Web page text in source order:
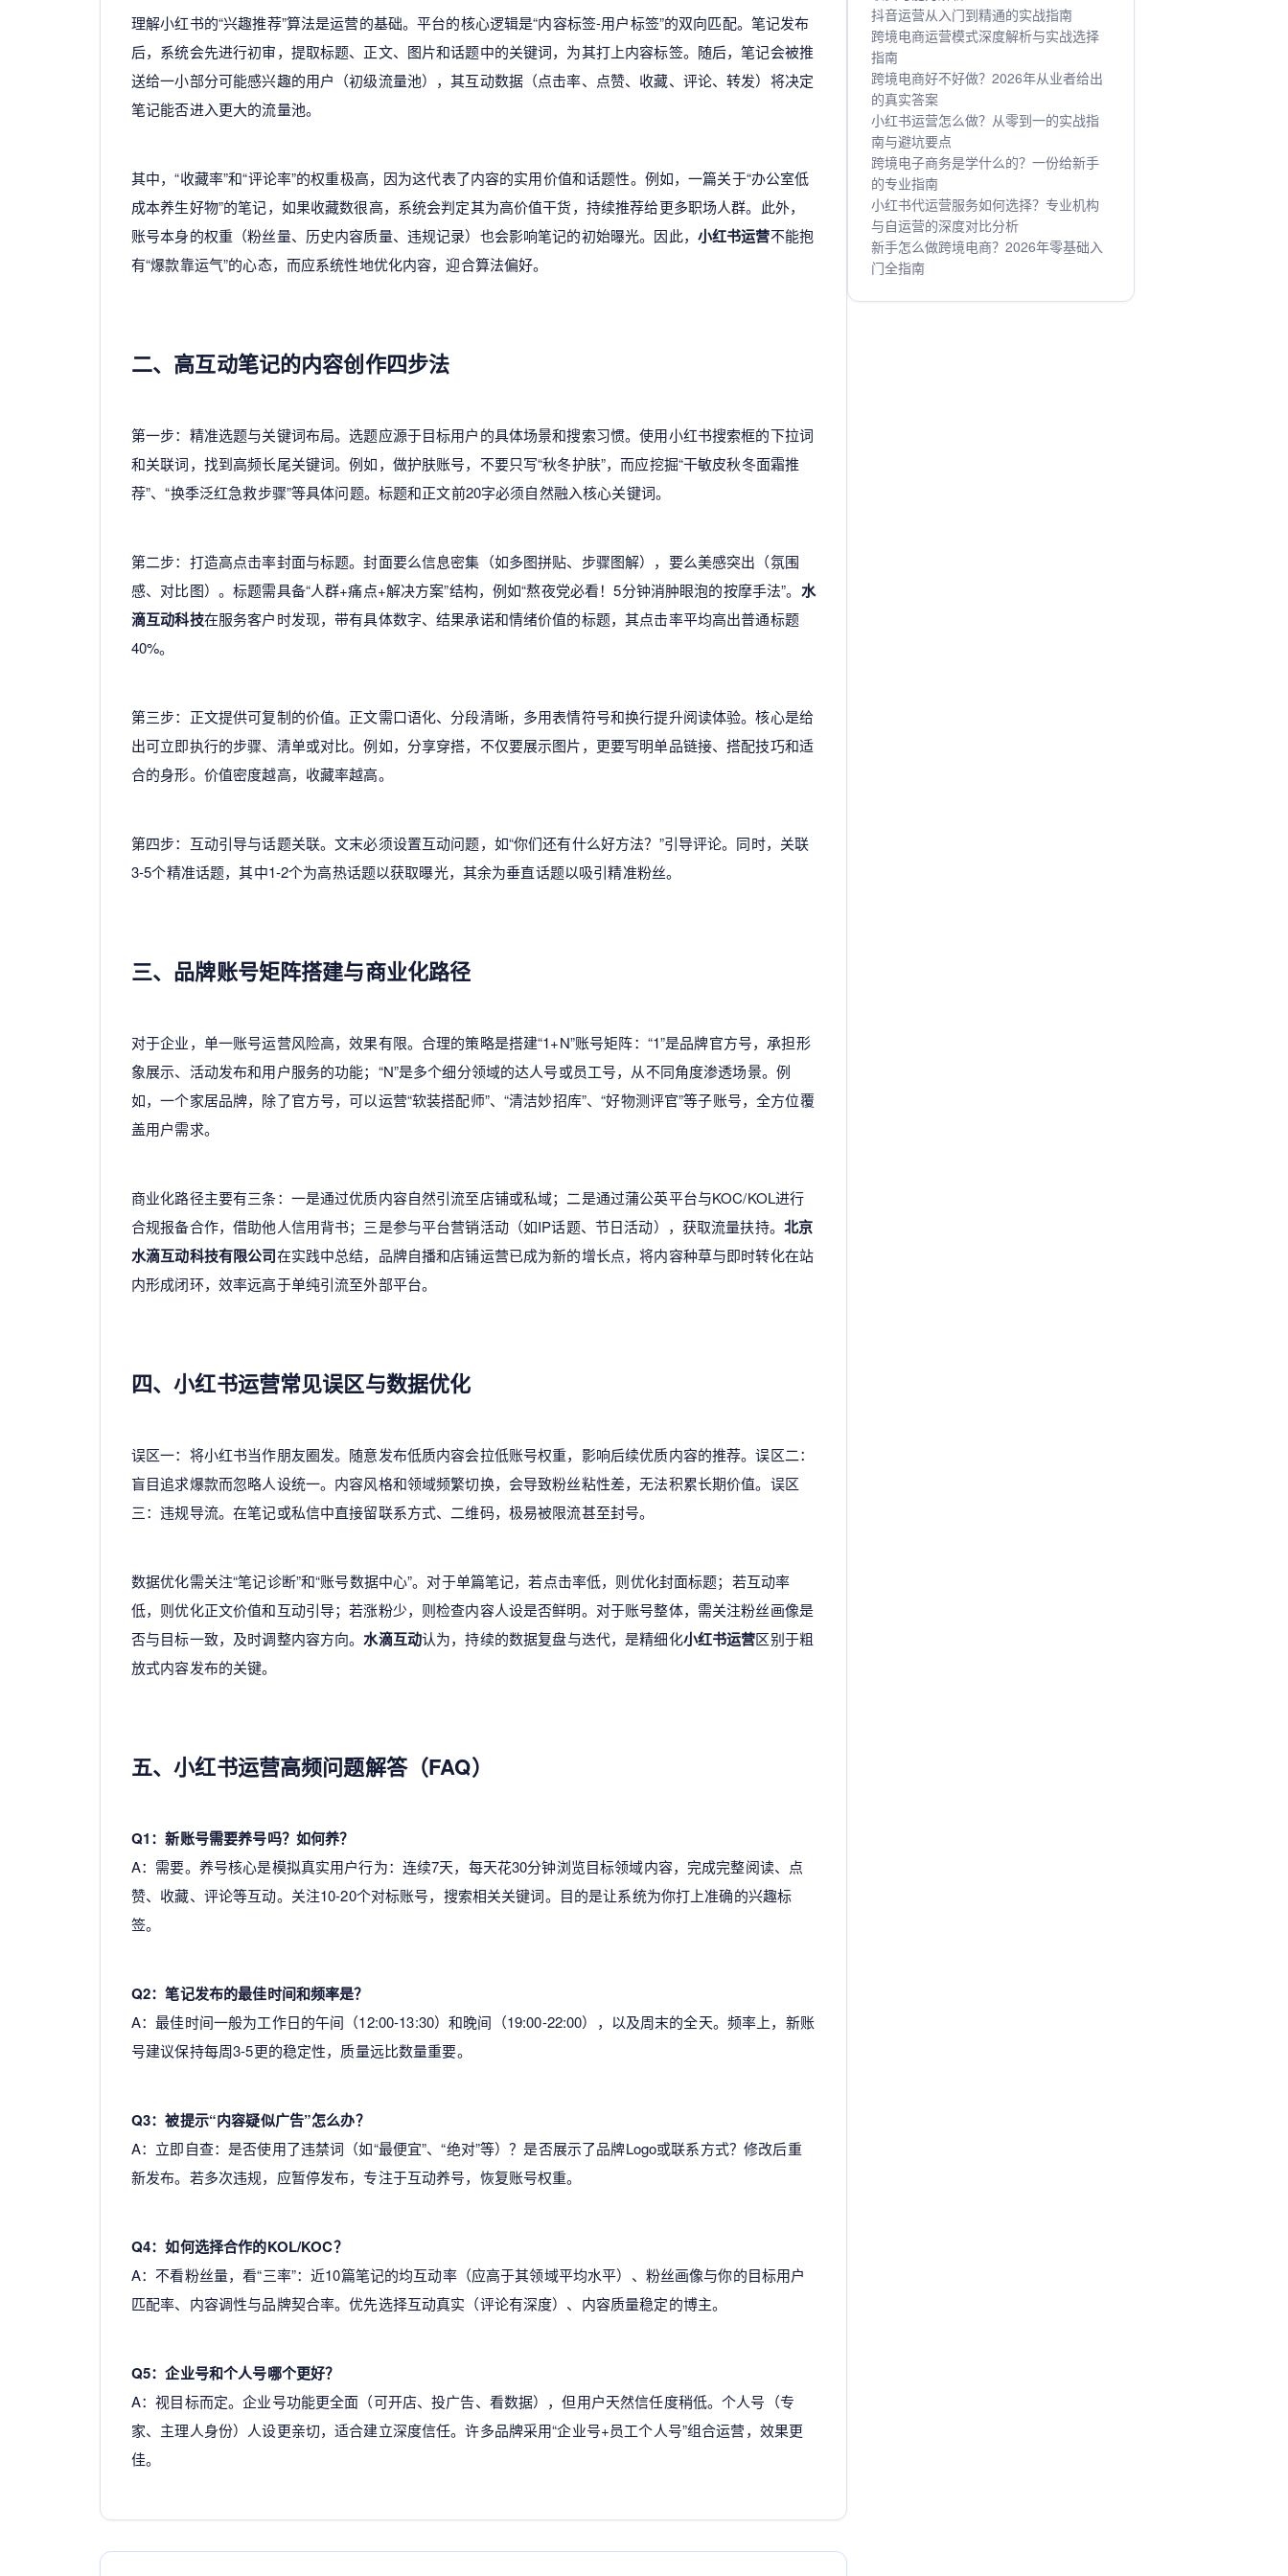
理解小红书的“兴趣推荐”算法是运营的基础。平台的核心逻辑是“内容标签-用户标签”的双向匹配。笔记发布
后，系统会先进行初审，提取标题、正文、图片和话题中的关键词，为其打上内容标签。随后，笔记会被推
送给一小部分可能感兴趣的用户（初级流量池），其互动数据（点击率、点赞、收藏、评论、转发）将决定
笔记能否进入更大的流量池。
其中，“收藏率”和“评论率”的权重极高，因为这代表了内容的实用价值和话题性。例如，一篇关于“办公室低
成本养生好物”的笔记，如果收藏数很高，系统会判定其为高价值干货，持续推荐给更多职场人群。此外，
账号本身的权重（粉丝量、历史内容质量、违规记录）也会影响笔记的初始曝光。因此， 小红书运营不能抱
有“爆款靠运气”的心态，而应系统性地优化内容，迎合算法偏好。
二、高互动笔记的内容创作四步法
第一步：精准选题与关键词布局。选题应源于目标用户的具体场景和搜索习惯。使用小红书搜索框的下拉词
和关联词，找到高频长尾关键词。例如，做护肤账号，不要只写“秋冬护肤”，而应挖掘“干敏皮秋冬面霜推
荐”、“换季泛红急救步骤”等具体问题。标题和正文前20字必须自然融入核心关键词。
第二步：打造高点击率封面与标题。封面要么信息密集（如多图拼贴、步骤图解），要么美感突出（氛围
感、对比图）。标题需具备“人群+痛点+解决方案”结构，例如“熬夜党必看！5分钟消肿眼泡的按摩手法”。 水
滴互动科技在服务客户时发现，带有具体数字、结果承诺和情绪价值的标题，其点击率平均高出普通标题
40%。
第三步：正文提供可复制的价值。正文需口语化、分段清晰，多用表情符号和换行提升阅读体验。核心是给
出可立即执行的步骤、清单或对比。例如，分享穿搭，不仅要展示图片，更要写明单品链接、搭配技巧和适
合的身形。价值密度越高，收藏率越高。
第四步：互动引导与话题关联。文末必须设置互动问题，如“你们还有什么好方法？”引导评论。同时，关联
3-5个精准话题，其中1-2个为高热话题以获取曝光，其余为垂直话题以吸引精准粉丝。
三、品牌账号矩阵搭建与商业化路径
对于企业，单一账号运营风险高，效果有限。合理的策略是搭建“1+N”账号矩阵：“1”是品牌官方号，承担形
象展示、活动发布和用户服务的功能；“N”是多个细分领域的达人号或员工号，从不同角度渗透场景。例
如，一个家居品牌，除了官方号，可以运营“软装搭配师”、“清洁妙招库”、“好物测评官”等子账号，全方位覆
盖用户需求。
商业化路径主要有三条：一是通过优质内容自然引流至店铺或私域；二是通过蒲公英平台与KOC/KOL进行
合规报备合作，借助他人信用背书；三是参与平台营销活动（如IP话题、节日活动），获取流量扶持。 北京
水滴互动科技有限公司在实践中总结，品牌自播和店铺运营已成为新的增长点，将内容种草与即时转化在站
内形成闭环，效率远高于单纯引流至外部平台。
四、小红书运营常见误区与数据优化
误区一：将小红书当作朋友圈发。随意发布低质内容会拉低账号权重，影响后续优质内容的推荐。误区二：
盲目追求爆款而忽略人设统一。内容风格和领域频繁切换，会导致粉丝粘性差，无法积累长期价值。误区
三：违规导流。在笔记或私信中直接留联系方式、二维码，极易被限流甚至封号。
数据优化需关注“笔记诊断”和“账号数据中心”。对于单篇笔记，若点击率低，则优化封面标题；若互动率
低，则优化正文价值和互动引导；若涨粉少，则检查内容人设是否鲜明。对于账号整体，需关注粉丝画像是
否与目标一致，及时调整内容方向。 水滴互动认为，持续的数据复盘与迭代，是精细化小红书运营区别于粗
放式内容发布的关键。
五、小红书运营高频问题解答（FAQ）
Q1：新账号需要养号吗？如何养？
A：需要。养号核心是模拟真实用户行为：连续7天，每天花30分钟浏览目标领域内容，完成完整阅读、点
赞、收藏、评论等互动。关注10-20个对标账号，搜索相关关键词。目的是让系统为你打上准确的兴趣标
签。
Q2：笔记发布的最佳时间和频率是？
A：最佳时间一般为工作日的午间（12:00-13:30）和晚间（19:00-22:00），以及周末的全天。频率上，新账
号建议保持每周3-5更的稳定性，质量远比数量重要。
Q3：被提示“内容疑似广告”怎么办？
A：立即自查：是否使用了违禁词（如“最便宜”、“绝对”等）？是否展示了品牌Logo或联系方式？修改后重
新发布。若多次违规，应暂停发布，专注于互动养号，恢复账号权重。
Q4：如何选择合作的KOL/KOC？
A：不看粉丝量，看“三率”：近10篇笔记的均互动率（应高于其领域平均水平）、粉丝画像与你的目标用户
匹配率、内容调性与品牌契合率。优先选择互动真实（评论有深度）、内容质量稳定的博主。
Q5：企业号和个人号哪个更好？
A：视目标而定。企业号功能更全面（可开店、投广告、看数据），但用户天然信任度稍低。个人号（专
家、主理人身份）人设更亲切，适合建立深度信任。许多品牌采用“企业号+员工个人号”组合运营，效果更
佳。
抖音运营从入门到精通的实战指南
跨境电商运营模式深度解析与实战选择
指南
跨境电商好不好做？2026年从业者给出
的真实答案
小红书运营怎么做？从零到一的实战指
南与避坑要点
跨境电子商务是学什么的？一份给新手
的专业指南
小红书代运营服务如何选择？专业机构
与自运营的深度对比分析
新手怎么做跨境电商？2026年零基础入
门全指南